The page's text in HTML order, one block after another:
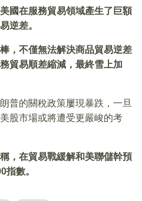
國在服務貿易領域產生了巨額
逆差。
，不僅無法解決商品貿易逆差
貿易順差縮減，最終雪上加
普的關稅政策屢現暴跌，一旦
股市場或將遭受更嚴峻的考
，在貿易戰緩解和美聯儲幹預
指數。